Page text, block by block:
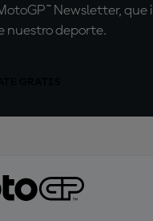
Newsletter,
nuestro deporte.